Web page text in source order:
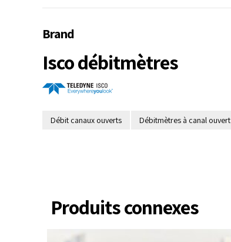
Brand
Isco débitmètres
Débit canaux ouverts Débitmètres à canal ouvert
Produits connexes